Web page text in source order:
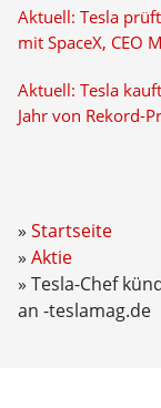
Aktuell: Tesla
mit SpaceX, CEO
Aktuell: Tesla
Jahr von Rekord-
Startseite
Aktie
Tesla-Chef
an -teslamag.de